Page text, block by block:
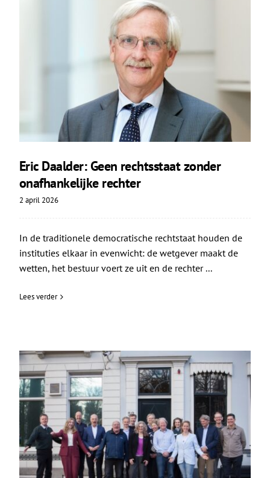
Eric Daalder: Geen rechtsstaat zonder
onafhankelijke rechter
2 april 2026
In de traditionele democratische rechtstaat houden de
instituties elkaar in evenwicht: de wetgever maakt de
wetten, het bestuur voert ze uit en de rechter ...
Lees verder